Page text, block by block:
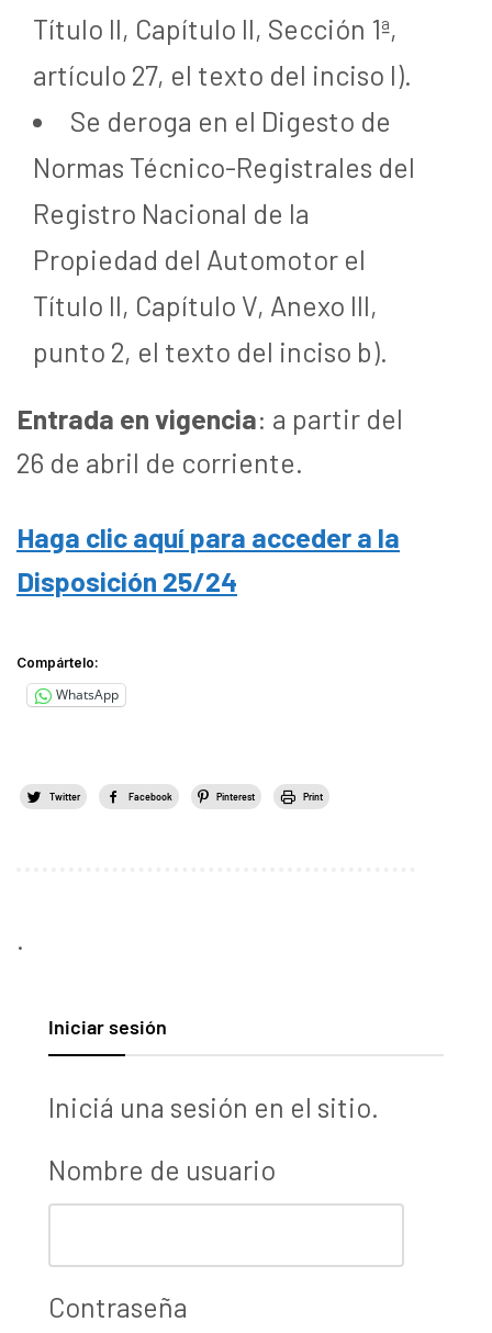
Título II, Capítulo II, Sección 1ª,
artículo 27, el texto del inciso l).
Se deroga en el Digesto de
Normas Técnico-Registrales del
Registro Nacional de la
Propiedad del Automotor el
Título II, Capítulo V, Anexo III,
punto 2, el texto del inciso b).
Entrada en vigencia: a partir del
26 de abril de corriente.
Haga clic aquí para acceder a la
Disposición 25/24
Compártelo:
WhatsApp
Twitter Facebook Pinterest Print
.
Iniciar sesión
Iniciá una sesión en el sitio.
Nombre de usuario
Contraseña